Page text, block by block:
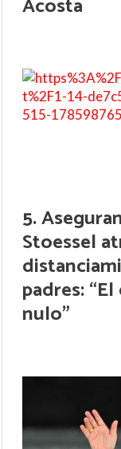
Stoessel
padres:
nulo”